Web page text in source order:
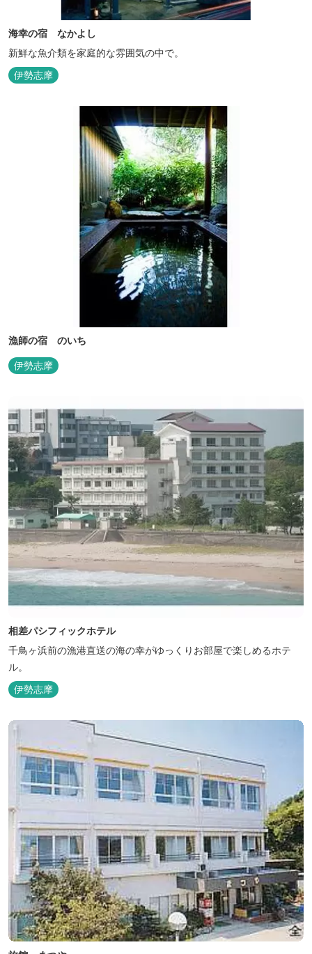
海幸の宿 なかよし
新鮮な魚介類を家庭的な雰囲気の中で。
伊勢志摩
漁師の宿 のいち
伊勢志摩
相差パシフィックホテル
千鳥ヶ浜前の漁港直送の海の幸がゆっくりお部屋で楽しめるホテ
ル。
伊勢志摩